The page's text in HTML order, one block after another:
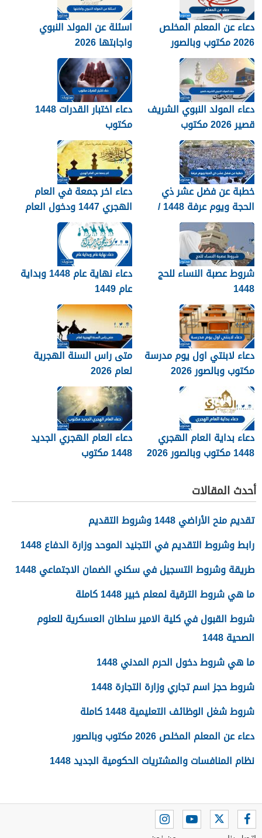
دعاء عن المعلم المخلص
2026 مكتوب وبالصور
اسئلة عن المولد النبوي
واجابتها 2026
دعاء المولد النبوي الشريف
قصير 2026 مكتوب
دعاء اختبار القدرات 1448
مكتوب
خطبة عن فضل عشر ذي
الحجة ويوم عرفة 1448 /
2026
دعاء اخر جمعة في العام
الهجري 1447 ودخول العام
الجديد 1448
شروط عصبة النساء للحج
1448
دعاء نهاية عام 1448 وبداية
عام 1449
دعاء لابنتي اول يوم مدرسة
مكتوب وبالصور 2026
متى راس السنة الهجرية
لعام 2026
دعاء بداية العام الهجري
1448 مكتوب وبالصور 2026
دعاء العام الهجري الجديد
1448 مكتوب
أحدث المقالات
تقديم منح الأراضي 1448 وشروط التقديم
رابط وشروط التقديم في التجنيد الموحد وزارة الدفاع 1448
طريقة وشروط التسجيل في سكني الضمان الاجتماعي 1448
ما هي شروط الترقية لمعلم خبير 1448 كاملة
شروط القبول في كلية الامير سلطان العسكرية للعلوم
الصحية 1448
ما هي شروط دخول الحرم المدني 1448
شروط حجز اسم تجاري وزارة التجارة 1448
شروط شغل الوظائف التعليمية 1448 كاملة
دعاء عن المعلم المخلص 2026 مكتوب وبالصور
نظام المنافسات والمشتريات الحكومية الجديد 1448